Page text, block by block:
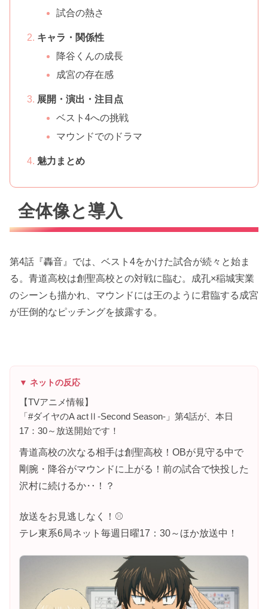
試合の熱さ
キャラ・関係性
降谷くんの成長
成宮の存在感
展開・演出・注目点
ベスト4への挑戦
マウンドでのドラマ
魅力まとめ
全体像と導入
第4話『轟音』では、ベスト4をかけた試合が続々と始ま
る。青道高校は創聖高校との対戦に臨む。成孔×稲城実業
のシーンも描かれ、マウンドには王のように君臨する成宮
が圧倒的なピッチングを披露する。
▼ ネットの反応
【TVアニメ情報】
「#ダイヤのA actⅡ-Second Season-」第4話が、本日
17：30～放送開始です！
青道高校の次なる相手は創聖高校！OBが見守る中で
剛腕・降谷がマウンドに上がる！前の試合で快投した
沢村に続けるか‥！？
放送をお見逃しなく！⚾
テレ東系6局ネット毎週日曜17：30～ほか放送中！